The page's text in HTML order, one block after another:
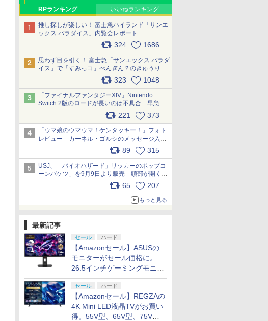
RPランキング いいねランキング
推し探しが楽しい！ 富士急ハイランド「サンエ
ックス パラダイス」内覧会レポート
324 1686
思わず目を引く！ 富士急「サンエックス パラダ
イス」で「すみっコ」ぺんぎん？のきゅうりド
ッグを食べてみた イラストそのままのメニュ
ー化に挑戦。これが意外にもおいしい
pic.x.com/Kgl04hZaeg
323 1048
「ファイナルファンタジーXIV」Nintendo
Switch 2版のロードが長いのは不具合 早急に
アップデートできるよう対応中221 373
「ウマ娘のウマウマ！ケンタッキー！」フォト
レビュー カーネル・ゴルシのメッセージ入り
パッケージや描き下ろしトレカなどが登場
89 315
USJ、「バイオハザード」リッカーのポップコ
ーンバケツ」を9月9日より販売 頭部が開く仕
組み。味は恐怖を堪のう「味噌フレーバー」
65 207
もっと見る
最新記事
セール ハード
【Amazonセール】ASUSの
モニターがセール価格に。
26.5インチゲーミングモニタ
ー「ROG Strix OLED
XG27ACDMS」限定モデルも
お買い得
セール ハード
【Amazonセール】REGZAの
4K Mini LED液晶TVがお買い
得。55V型、65V型、75V型